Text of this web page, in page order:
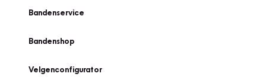
Bandenservice
Bandenshop
Velgenconfigurator